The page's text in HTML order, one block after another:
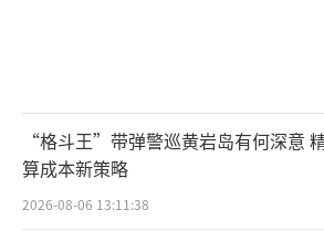
“格斗王”带弹警巡黄岩岛有何深意
算成本新策略
2026-08-06 13:11:38